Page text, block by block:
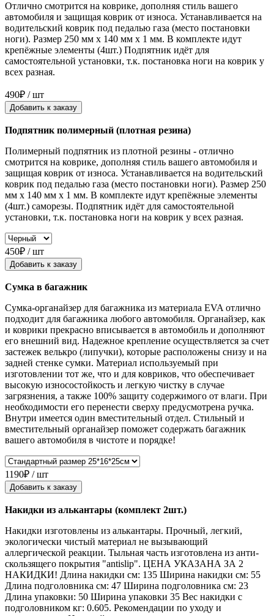
Отлично смотрится на коврике, дополняя стиль вашего
автомобиля и защищая коврик от износа. Устанавливается на
водительский коврик под педалью газа (место постановки
ноги). Размер 250 мм x 140 мм x 1 мм. В комплекте идут
крепёжные элементы (4шт.) Подпятник идёт для
самостоятельной установки, т.к. постановка ноги на коврик у
всех разная.
490₽ / шт
Добавить к заказу
Подпятник полимерный (плотная резина)
Полимерный подпятник из плотной резины - отлично
смотрится на коврике, дополняя стиль вашего автомобиля и
защищая коврик от износа. Устанавливается на водительский
коврик под педалью газа (место постановки ноги). Размер 250
мм x 140 мм x 1 мм. В комплекте идут крепёжные элементы
(4шт.) саморезы. Подпятник идёт для самостоятельной
установки, т.к. постановка ноги на коврик у всех разная.
450₽ / шт
Добавить к заказу
Сумка в багажник
Сумка-органайзер для багажника из материала EVA отлично
подходит для багажника любого автомобиля. Органайзер, как
и коврики прекрасно вписывается в автомобиль и дополняют
его внешний вид. Надежное крепление осуществляется за счет
застежек велькро (липучки), которые расположены снизу и на
задней стенке сумки. Материал используемый при
изготовлении тот же, что и для ковриков, что обеспечивает
высокую износостойкость и легкую чистку в случае
загрязнения, а также 100% защиту содержимого от влаги. При
необходимости его перенести сверху предусмотрена ручка.
Внутри имеется один вместительный отдел. Стильный и
вместительный органайзер поможет содержать багажник
вашего автомобиля в чистоте и порядке!
1190₽ / шт
Добавить к заказу
Накидки из алькантары (комплект 2шт.)
Накидки изготовлены из алькантары. Прочный, легкий,
экологически чистый материал не вызывающий
аллергической реакции. Тыльная часть изготовлена из анти-
скользящего покрытия "antislip". ЦЕНА УКАЗАНА ЗА 2
НАКИДКИ! Длина накидки см: 135 Ширина накидки см: 55
Длина подголовника см: 47 Ширина подголовника см: 23
Длина упаковки: 50 Ширина упаковки 35 Вес накидки с
подголовником кг: 0.605. Рекомендации по уходу и